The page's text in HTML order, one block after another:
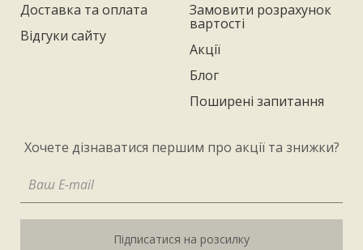
Доставка та оплата
Відгуки сайту
Замовити розрахунок
вартості
Акції
Блог
Поширені запитання
Хочете дізнаватися першим про акції та знижки?
Підписатися на розсилку